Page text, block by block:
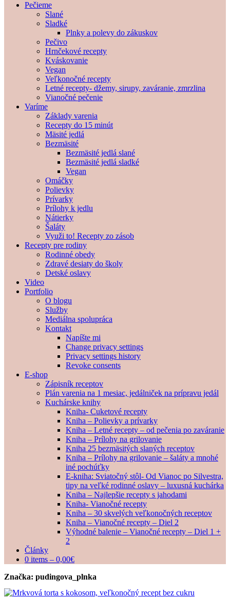
Pečieme
Slané
Sladké
Plnky a polevy do zákuskov
Pečivo
Hrnčekové recepty
Kváskovanie
Vegan
Veľkonočné recepty
Letné recepty- džemy, sirupy, zaváranie, zmrzlina
Vianočné pečenie
Varíme
Základy varenia
Recepty do 15 minút
Mäsité jedlá
Bezmäsité
Bezmäsité jedlá slané
Bezmäsité jedlá sladké
Vegan
Omáčky
Polievky
Prívarky
Prílohy k jedlu
Nátierky
Šaláty
Využi to! Recepty zo zásob
Recepty pre rodiny
Rodinné obedy
Zdravé desiaty do školy
Detské oslavy
Video
Portfolio
O blogu
Služby
Mediálna spolupráca
Kontakt
Napíšte mi
Change privacy settings
Privacy settings history
Revoke consents
E-shop
Zápisník receptov
Plán varenia na 1 mesiac, jedálniček na prípravu jedál
Kuchárske knihy
Kniha- Cuketové recepty
Kniha – Polievky a prívarky
Kniha – Letné recepty – od pečenia po zaváranie
Kniha – Prílohy na grilovanie
Kniha 25 bezmäsitých slaných receptov
Kniha – Prílohy na grilovanie – šaláty a mnohé
iné pochúťky
E-kniha: Sviatočný stôl- Od Vianoc po Silvestra,
tipy na veľké rodinné oslavy – luxusná kuchárka
Kniha – Najlepšie recepty s jahodami
Kniha- Vianočné recepty
Kniha – 30 skvelých veľkonočných receptov
Kniha – Vianočné recepty – Diel 2
Výhodné balenie – Vianočné recepty – Diel 1 +
2
Články
0 items – 0,00€
Značka: pudingova_plnka